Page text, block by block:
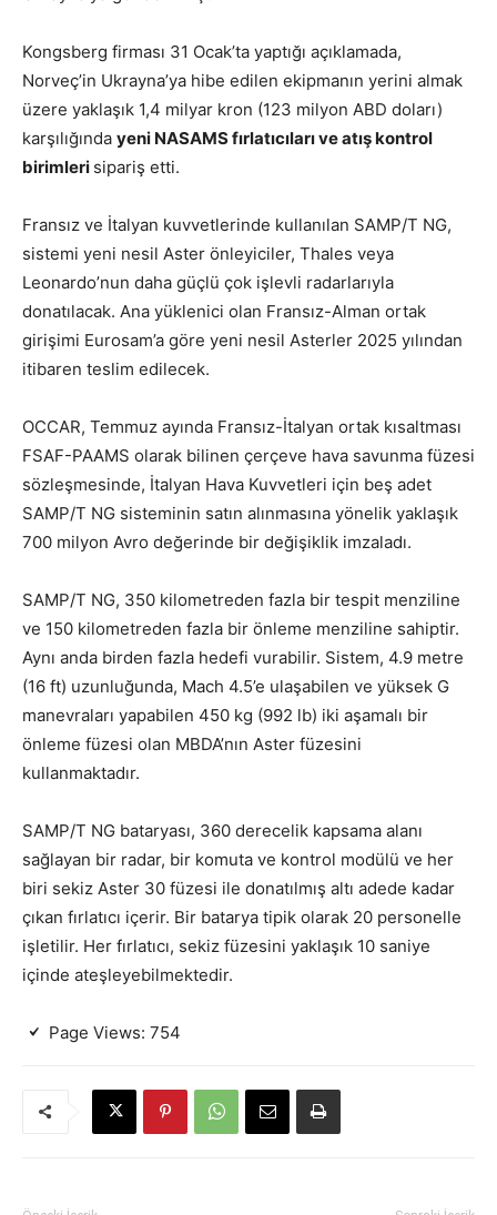
Kongsberg firması 31 Ocak’ta yaptığı açıklamada,
Norveç’in Ukrayna’ya hibe edilen ekipmanın yerini almak
üzere yaklaşık 1,4 milyar kron (123 milyon ABD doları)
karşılığında yeni NASAMS fırlatıcıları ve atış kontrol
birimleri sipariş etti.
Fransız ve İtalyan kuvvetlerinde kullanılan SAMP/T NG,
sistemi yeni nesil Aster önleyiciler, Thales veya
Leonardo’nun daha güçlü çok işlevli radarlarıyla
donatılacak. Ana yüklenici olan Fransız-Alman ortak
girişimi Eurosam’a göre yeni nesil Asterler 2025 yılından
itibaren teslim edilecek.
OCCAR, Temmuz ayında Fransız-İtalyan ortak kısaltması
FSAF-PAAMS olarak bilinen çerçeve hava savunma füzesi
sözleşmesinde, İtalyan Hava Kuvvetleri için beş adet
SAMP/T NG sisteminin satın alınmasına yönelik yaklaşık
700 milyon Avro değerinde bir değişiklik imzaladı.
SAMP/T NG, 350 kilometreden fazla bir tespit menziline
ve 150 kilometreden fazla bir önleme menziline sahiptir.
Aynı anda birden fazla hedefi vurabilir. Sistem, 4.9 metre
(16 ft) uzunluğunda, Mach 4.5’e ulaşabilen ve yüksek G
manevraları yapabilen 450 kg (992 lb) iki aşamalı bir
önleme füzesi olan MBDA’nın Aster füzesini
kullanmaktadır.
SAMP/T NG bataryası, 360 derecelik kapsama alanı
sağlayan bir radar, bir komuta ve kontrol modülü ve her
biri sekiz Aster 30 füzesi ile donatılmış altı adede kadar
çıkan fırlatıcı içerir. Bir batarya tipik olarak 20 personelle
işletilir. Her fırlatıcı, sekiz füzesini yaklaşık 10 saniye
içinde ateşleyebilmektedir.
Page Views: 754